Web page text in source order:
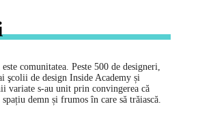
comunitatea. Peste 500 de designeri,
şcolii de design Inside Academy și
variate s-au unit prin convingerea că
demn și frumos în care să trăiască.